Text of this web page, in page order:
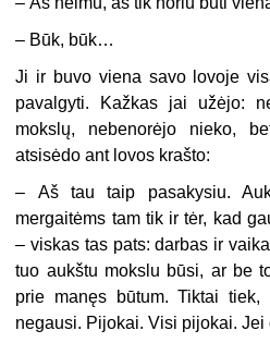
– Būk, būk…
Ji ir buvo viena savo lovoje
pavalgyti. Kažkas jai užėjo:
mokslų, nebenorėjo nieko,
atsisėdo ant lovos krašto:
– Aš tau taip pasakysiu.
mergaitėms tam tik ir tėr, kad
– viskas tas pats: darbas ir
tuo aukštu mokslu būsi, ar be
prie manęs būtum. Tiktai
negausi. Pijokai. Visi pijokai. Jei